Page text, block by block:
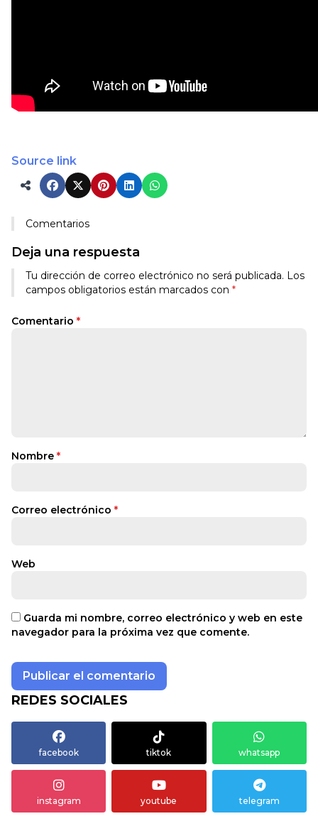
Source link
Comentarios
Deja una respuesta
Tu dirección de correo electrónico no será publicada. Los
campos obligatorios están marcados con *
Comentario *
Nombre *
Correo electrónico *
Web
Guarda mi nombre, correo electrónico y web en este
navegador para la próxima vez que comente.
REDES SOCIALES
facebook tiktok whatsapp
instagram youtube telegram